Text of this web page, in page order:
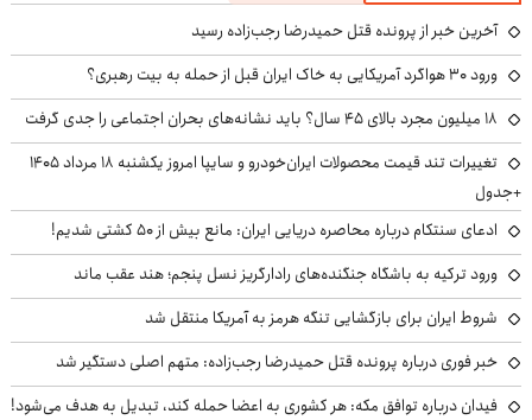
آخرین خبر از پرونده قتل حمیدرضا رجب‌زاده رسید
ورود ۳۰ هواگرد آمریکایی به خاک ایران قبل از حمله به بیت رهبری؟
۱۸ میلیون مجرد بالای ۴۵ سال؟ باید نشانه‌های بحران اجتماعی را جدی گرفت
تغییرات تند قیمت محصولات ایران‌خودرو و سایپا امروز یکشنبه ۱۸ مرداد ۱۴۰۵
+جدول
ادعای سنتکام درباره محاصره دریایی ایران: مانع بیش از ۵۰ کشتی شدیم!
ورود ترکیه به باشگاه جنگنده‌های رادارگریز نسل پنجم؛ هند عقب ماند
شروط ایران برای بازگشایی تنگه هرمز به آمریکا منتقل شد
خبر فوری درباره پرونده قتل حمیدرضا رجب‌زاده: متهم اصلی دستگیر شد
فیدان درباره توافق مکه: هر کشوری به اعضا حمله کند، تبدیل به هدف می‌شود!